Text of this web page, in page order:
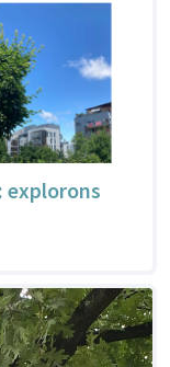
explorons